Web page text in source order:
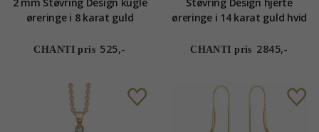
øreringe i 8 karat guld
CHANTI pris 525,-
øreringe i 14 karat guld hvid
CHANTI pris 2845,-